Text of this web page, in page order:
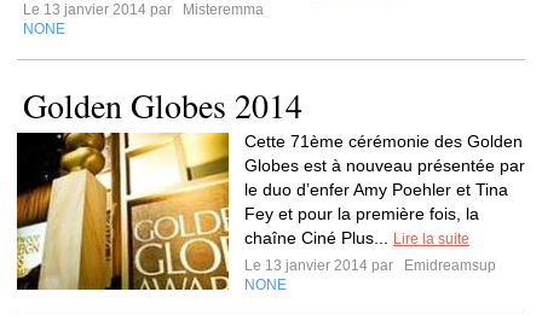
Le 13 janvier 2014 par
Misteremma
NONE
Golden Globes 2014
Cette 71ème cérémonie des Golden
Globes est à nouveau présentée par
le duo d’enfer Amy Poehler et Tina
Fey et pour la première fois, la
chaîne Ciné Plus...
Lire la suite
Le 13 janvier 2014 par
Emidreamsup
NONE